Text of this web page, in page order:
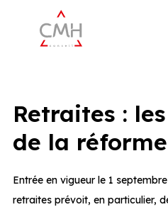
Retraites :
de la réforme
Entrée en vigueur le 1
retraites prévoit, en particulier,